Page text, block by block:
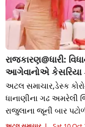
રાજકારણ@ધારી:
આગેવાનોએ કેસરિયા
અટલ સમાચાર,ડેસ્ક
ધાનાણીના ગઢ અમરેલી
રાજુલાના જૂની બાર
જોડાયા છે. ધારી